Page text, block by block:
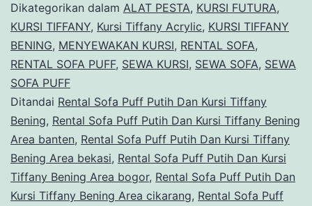
Putih
Dan
Kursi
Tiffany
Bening
Area
Jakarta
Dikategorikan dalam ALAT PESTA, KURSI FUTURA,
KURSI TIFFANY, Kursi Tiffany Acrylic, KURSI TIFFANY
BENING, MENYEWAKAN KURSI, RENTAL SOFA,
RENTAL SOFA PUFF, SEWA KURSI, SEWA SOFA, SEWA
SOFA PUFF
Ditandai Rental Sofa Puff Putih Dan Kursi Tiffany
Bening, Rental Sofa Puff Putih Dan Kursi Tiffany Bening
Area banten, Rental Sofa Puff Putih Dan Kursi Tiffany
Bening Area bekasi, Rental Sofa Puff Putih Dan Kursi
Tiffany Bening Area bogor, Rental Sofa Puff Putih Dan
Kursi Tiffany Bening Area cikarang, Rental Sofa Puff